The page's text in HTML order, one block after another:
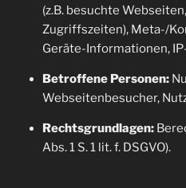
(z.B. besuchte
Zugriffszeiten), Meta-/
Geräte-Informationen,
Betroffene Personen:
Webseitenbesucher,
Rechtsgrundlagen:
Abs. 1 S. 1 lit. f. DSGVO).